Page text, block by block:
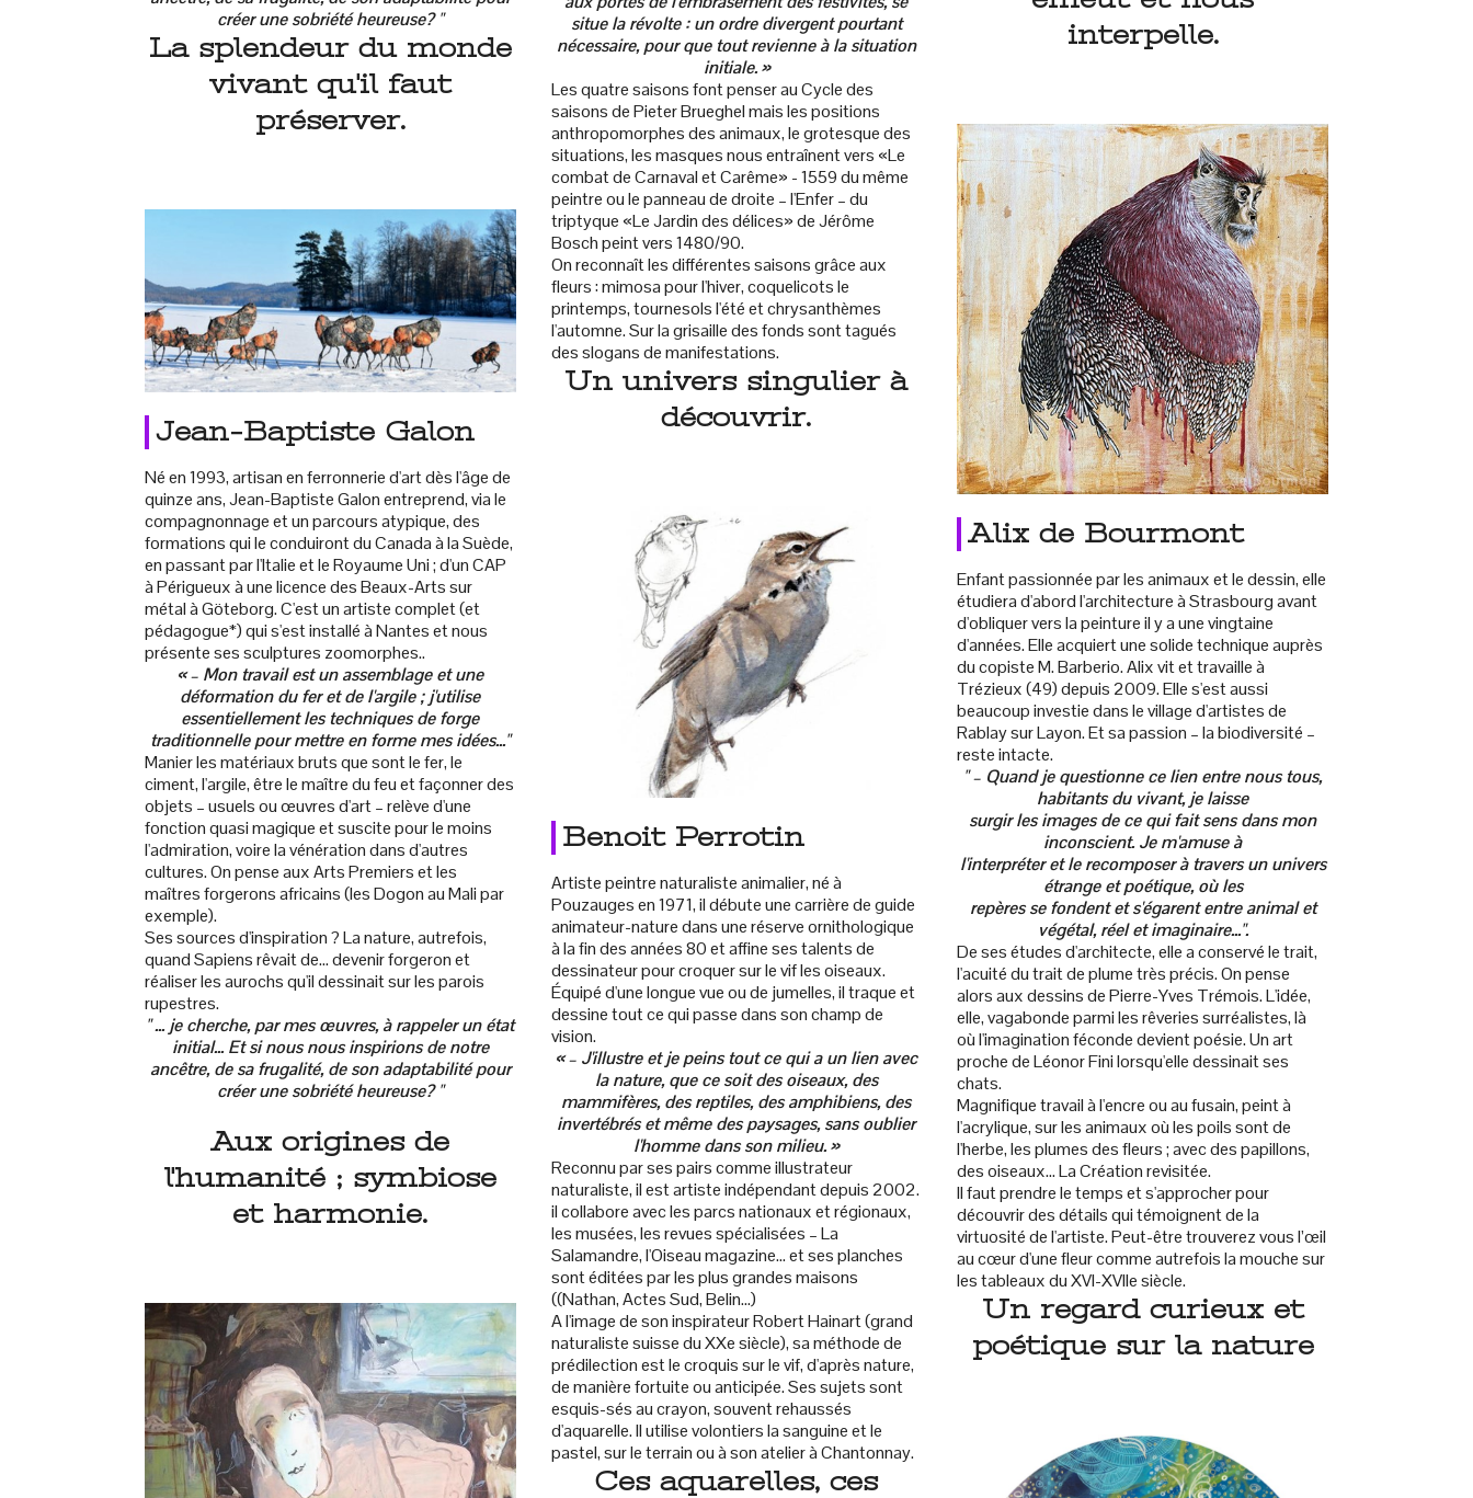
créer une sobriété heureuse? "
La splendeur du monde
vivant qu'il faut
préserver.
Jean-Baptiste Galon
Né en 1993, artisan en ferronnerie d'art dès l'âge de
quinze ans, Jean-Baptiste Galon entreprend, via le
compagnonnage et un parcours atypique, des
formations qui le conduiront du Canada à la Suède,
en passant par l'Italie et le Royaume Uni ; d'un CAP
à Périgueux à une licence des Beaux-Arts sur
métal à Göteborg. C'est un artiste complet (et
pédagogue*) qui s'est installé à Nantes et nous
présente ses sculptures zoomorphes..
« – Mon travail est un assemblage et une
déformation du fer et de l'argile ; j'utilise
essentiellement les techniques de forge
traditionnelle pour mettre en forme mes idées..."
Manier les matériaux bruts que sont le fer, le
ciment, l'argile, être le maître du feu et façonner des
objets – usuels ou œuvres d'art – relève d'une
fonction quasi magique et suscite pour le moins
l'admiration, voire la vénération dans d'autres
cultures. On pense aux Arts Premiers et les
maîtres forgerons africains (les Dogon au Mali par
exemple).
Ses sources d'inspiration ? La nature, autrefois,
quand Sapiens rêvait de... devenir forgeron et
réaliser les aurochs qu'il dessinait sur les parois
rupestres.
" ... je cherche, par mes œuvres, à rappeler un état
initial... Et si nous nous inspirions de notre
ancêtre, de sa frugalité, de son adaptabilité pour
créer une sobriété heureuse? "
Aux origines de
l'humanité ; symbiose
et harmonie.
situe la révolte : un ordre divergent pourtant
nécessaire, pour que tout revienne à la situation
initiale. »
Les quatre saisons font penser au Cycle des
saisons de Pieter Brueghel mais les positions
anthropomorphes des animaux, le grotesque des
situations, les masques nous entraînent vers «Le
combat de Carnaval et Carême» - 1559 du même
peintre ou le panneau de droite – l'Enfer – du
triptyque «Le Jardin des délices» de Jérôme
Bosch peint vers 1480/90.
On reconnaît les différentes saisons grâce aux
fleurs : mimosa pour l'hiver, coquelicots le
printemps, tournesols l'été et chrysanthèmes
l'automne. Sur la grisaille des fonds sont tagués
des slogans de manifestations.
Un univers singulier à
découvrir.
Benoit Perrotin
Artiste peintre naturaliste animalier, né à
Pouzauges en 1971, il débute une carrière de guide
animateur-nature dans une réserve ornithologique
à la fin des années 80 et affine ses talents de
dessinateur pour croquer sur le vif les oiseaux.
Équipé d'une longue vue ou de jumelles, il traque et
dessine tout ce qui passe dans son champ de
vision.
« – J'illustre et je peins tout ce qui a un lien avec
la nature, que ce soit des oiseaux, des
mammifères, des reptiles, des amphibiens, des
invertébrés et même des paysages, sans oublier
l'homme dans son milieu. »
Reconnu par ses pairs comme illustrateur
naturaliste, il est artiste indépendant depuis 2002.
il collabore avec les parcs nationaux et régionaux,
les musées, les revues spécialisées – La
Salamandre, l'Oiseau magazine... et ses planches
sont éditées par les plus grandes maisons
((Nathan, Actes Sud, Belin...)
A l'image de son inspirateur Robert Hainart (grand
naturaliste suisse du XXe siècle), sa méthode de
prédilection est le croquis sur le vif, d'après nature,
de manière fortuite ou anticipée. Ses sujets sont
esquis-sés au crayon, souvent rehaussés
d'aquarelle. Il utilise volontiers la sanguine et le
pastel, sur le terrain ou à son atelier à Chantonnay.
Ces aquarelles, ces
interpelle.
Alix de Bourmont
Enfant passionnée par les animaux et le dessin, elle
étudiera d'abord l'architecture à Strasbourg avant
d'obliquer vers la peinture il y a une vingtaine
d'années. Elle acquiert une solide technique auprès
du copiste M. Barberio. Alix vit et travaille à
Trézieux (49) depuis 2009. Elle s'est aussi
beaucoup investie dans le village d'artistes de
Rablay sur Layon. Et sa passion – la biodiversité –
reste intacte.
" – Quand je questionne ce lien entre nous tous,
habitants du vivant, je laisse
surgir les images de ce qui fait sens dans mon
inconscient. Je m'amuse à
l'interpréter et le recomposer à travers un univers
étrange et poétique, où les
repères se fondent et s'égarent entre animal et
végétal, réel et imaginaire...".
De ses études d'architecte, elle a conservé le trait,
l'acuité du trait de plume très précis. On pense
alors aux dessins de Pierre-Yves Trémois. L'idée,
elle, vagabonde parmi les rêveries surréalistes, là
où l'imagination féconde devient poésie. Un art
proche de Léonor Fini lorsqu'elle dessinait ses
chats.
Magnifique travail à l'encre ou au fusain, peint à
l'acrylique, sur les animaux où les poils sont de
l'herbe, les plumes des fleurs ; avec des papillons,
des oiseaux... La Création revisitée.
Il faut prendre le temps et s'approcher pour
découvrir des détails qui témoignent de la
virtuosité de l'artiste. Peut-être trouverez vous l’œil
au cœur d'une fleur comme autrefois la mouche sur
les tableaux du XVI-XVIIe siècle.
Un regard curieux et
poétique sur la nature